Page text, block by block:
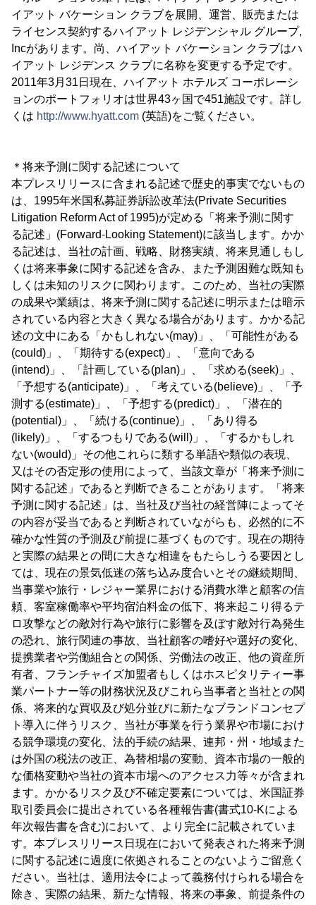
イアット バケーション クラブを展開、運営、販売または
ライセンス契約するハイアット レジデンシャル グループ,
Incがあります。尚、ハイアット バケーション クラブはハ
イアット レジデンス クラブに名称を変更する予定です。
2011年3月31日現在、ハイアット ホテルズ コーポレーシ
ョンのポートフォリオは世界43ヶ国で451施設です。詳し
くは http://www.hyatt.com (英語)をご覧ください。
＊将来予測に関する記述について
本プレスリリースに含まれる記述で歴史的事実でないもの
は、1995年米国私募証券訴訟改革法(Private Securities
Litigation Reform Act of 1995)が定める「将来予測に関す
る記述」(Forward-Looking Statement)に該当します。かか
る記述は、当社の計画、戦略、財務実績、将来見通しもし
くは将来事象に関する記述を含み、また予測困難な既知も
しくは未知のリスクに関わります。このため、当社の実際
の成果や業績は、将来予測に関する記述に明示または暗示
されている内容と大きく異なる場合があります。かかる記
述の文中にある「かもしれない(may)」、「可能性がある
(could)」、「期待する(expect)」、「意向である
(intend)」、「計画している(plan)」、「求める(seek)」、
「予想する(anticipate)」、「考えている(believe)」、「予
測する(estimate)」、「予想する(predict)」、「潜在的
(potential)」、「続ける(continue)」、「あり得る
(likely)」、「するつもりである(will)」、「するかもしれ
ない(would)」その他これらに類する単語や類似の表現、
又はその否定形の使用によって、当該文章が「将来予測に
関する記述」であると判断できることがあります。「将来
予測に関する記述」は、当社及び当社の経営陣によってそ
の内容が妥当であると判断されていながらも、必然的に不
確かな性質の予測及び前提に基づくものです。現在の期待
と実際の結果との間に大きな相違をもたらしうる要因とし
ては、現在の景気低迷の落ち込み度合いとその継続期間、
当事業や旅行・レジャー業界における消費水準と顧客の信
頼、客室稼働率や平均宿泊料金の低下、将来起こり得るテ
ロ攻撃などの敵対行為や旅行に影響を及ぼす敵対行為発生
の恐れ、旅行関連の事故、当社顧客の嗜好や選好の変化、
提携業者や労働組合との関係、労働法の改正、他の資産所
有者、フランチャイズ加盟者もしくはホスピタリティー事
業パートナー等の財務状況及びこれら当事者と当社との関
係、将来的な買収及び処分並びに新たなブランドコンセプ
ト導入に伴うリスク、当社が事業を行う業界や市場におけ
る競争環境の変化、法的手続の結果、連邦・州・地域また
は外国の税法の改正、為替相場の変動、資本市場の一般的
な価格変動や当社の資本市場へのアクセス力等々が含まれ
ます。かかるリスク及び不確定要素については、米国証券
取引委員会に提出されている各種報告書(書式10-Kによる
年次報告書を含む)において、より完全に記載されていま
す。本プレスリリース日現在において発表された将来予測
に関する記述に過度に依拠されることのないようご留意く
ださい。当社は、適用法令によって義務付けられる場合を
除き、実際の結果、新たな情報、将来の事象、前提条件の